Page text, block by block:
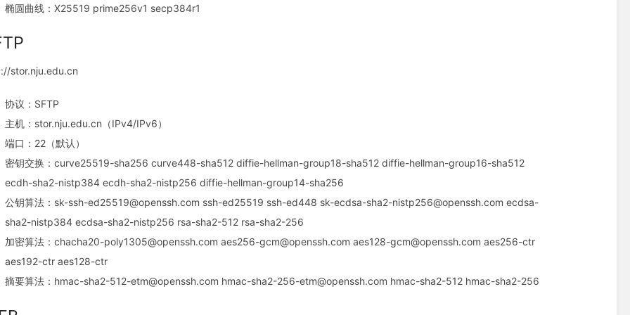
椭圆曲线：X25519 prime256v1 secp384r1
stor.nju.edu.cn
协议：SFTP
主机：stor.nju.edu.cn（IPv4/IPv6）
端口：22（默认）
密钥交换：curve25519-sha256 curve448-sha512 diffie-hellman-group18-sha512 diffie-hellman-group16-sha512
ecdh-sha2-nistp384 ecdh-sha2-nistp256 diffie-hellman-group14-sha256
公钥算法：sk-ssh-ed25519@openssh.com ssh-ed25519 ssh-ed448 sk-ecdsa-sha2-nistp256@openssh.com ecdsa-
sha2-nistp384 ecdsa-sha2-nistp256 rsa-sha2-512 rsa-sha2-256
加密算法：chacha20-poly1305@openssh.com aes256-gcm@openssh.com aes128-gcm@openssh.com aes256-ctr
aes192-ctr aes128-ctr
摘要算法：hmac-sha2-512-etm@openssh.com hmac-sha2-256-etm@openssh.com hmac-sha2-512 hmac-sha2-256